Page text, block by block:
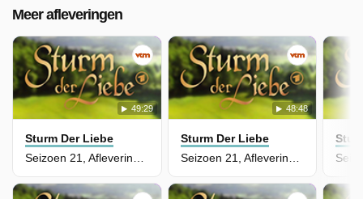
Meer afleveringen
49:29
Sturm Der Liebe
Seizoen 21, Aflevering 247
48:48
Sturm Der Liebe
Seizoen 21, Aflevering 246